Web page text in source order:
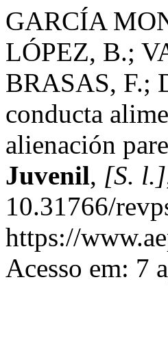
GARCÍA
LÓPEZ, B.;
BRASAS, F.;
conducta
alienación
Juvenil, [S. l.]
10.31766/
https://
Acesso em: 7